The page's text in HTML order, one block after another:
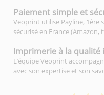
Paiement simple et
Veoprint utilise Payline, 1ère
sécurisé en France (Amazon,
Imprimerie à la qualité
L’équipe Veoprint
avec son expertise et son